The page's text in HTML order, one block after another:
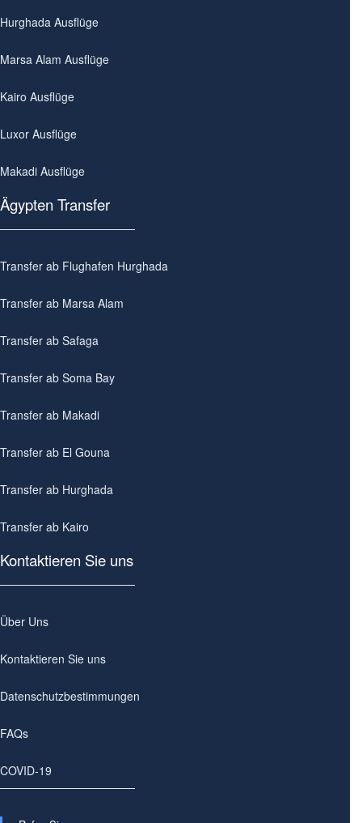
Hurghada Ausflüge
Marsa Alam Ausflüge
Kairo Ausflüge
Luxor Ausflüge
Makadi Ausflüge
Ägypten Transfer
Transfer ab Flughafen Hurghada
Transfer ab Marsa Alam
Transfer ab Safaga
Transfer ab Soma Bay
Transfer ab Makadi
Transfer ab El Gouna
Transfer ab Hurghada
Transfer ab Kairo
Kontaktieren Sie uns
Über Uns
Kontaktieren Sie uns
Datenschutzbestimmungen
FAQs
COVID-19